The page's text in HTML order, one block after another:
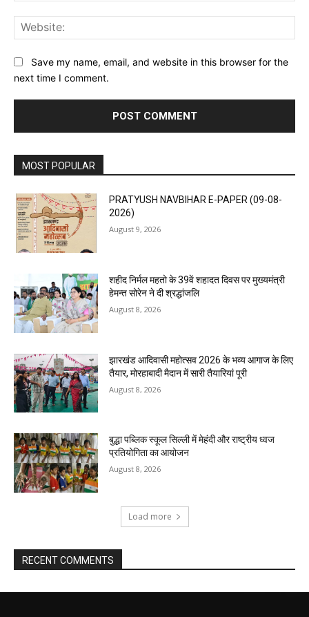
Save my name, email, and website in this browser for the
next time I comment.
MOST POPULAR
PRATYUSH NAVBIHAR E-PAPER (09-08-
2026)
August 9, 2026
शहीद निर्मल महतो के 39वें शहादत दिवस पर मुख्यमंत्री
हेमन्त सोरेन ने दी श्रद्धांजलि
August 8, 2026
झारखंड आदिवासी महोत्सव 2026 के भव्य आगाज के लिए
तैयार, मोरहाबादी मैदान में सारी तैयारियां पूरी
August 8, 2026
बुद्धा पब्लिक स्कूल सिल्ली में मेहंदी और राष्ट्रीय ध्वज
प्रतियोगिता का आयोजन
August 8, 2026
Load more
RECENT COMMENTS